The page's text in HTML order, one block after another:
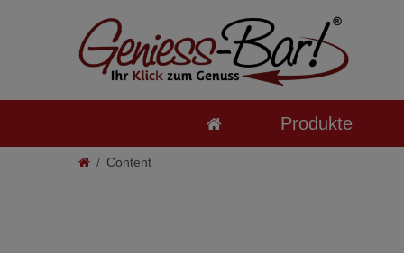
Produkte
Content